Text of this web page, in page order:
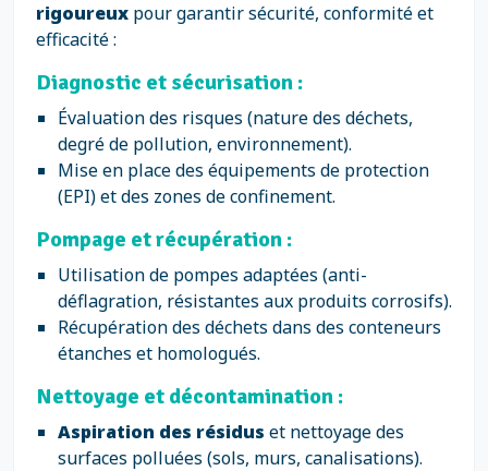
rigoureux pour garantir sécurité, conformité et
efficacité :
Diagnostic et sécurisation :
Évaluation des risques (nature des déchets,
degré de pollution, environnement).
Mise en place des équipements de protection
(EPI) et des zones de confinement.
Pompage et récupération :
Utilisation de pompes adaptées (anti-
déflagration, résistantes aux produits corrosifs).
Récupération des déchets dans des conteneurs
étanches et homologués.
Nettoyage et décontamination :
Aspiration des résidus et nettoyage des
surfaces polluées (sols, murs, canalisations).